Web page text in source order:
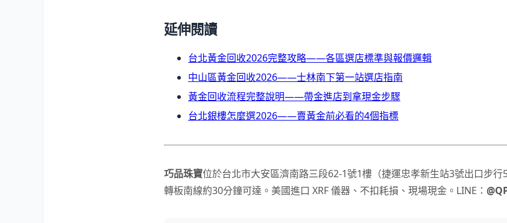
延伸閱讀
台北黃金回收2026完整攻略——各區選店標準與報價邏輯
中山區黃金回收2026——士林南下第一站選店指南
黃金回收流程完整說明——帶金進店到拿現金步驟
台北銀樓怎麼選2026——賣黃金前必看的4個指標
巧品珠寶位於台北市大安區濟南路三段62-1號1樓（捷運忠孝新生站3號出口步
轉板南線約30分鐘可達。美國進口 XRF 儀器、不扣耗損、現場現金。LINE：